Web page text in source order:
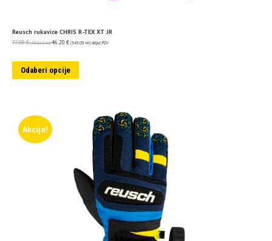
Reusch rukavice CHRIS R-TEX XT JR
77.00€ (580.16 kn) 46.20 € (348.09 kn) uključ. PDV
Odaberi opcije
Akcija!